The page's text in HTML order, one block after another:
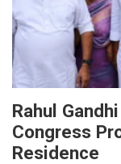
Rahul
Congress
Residence